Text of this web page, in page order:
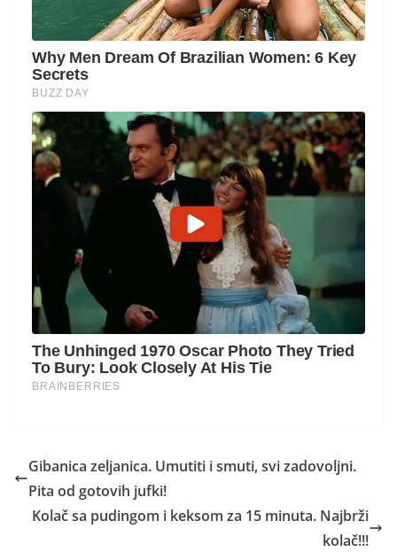
Gibanica zeljanica. Umutiti i smuti, svi zadovoljni.
Pita od gotovih jufki!
Kolač sa pudingom i keksom za 15 minuta. Najbrži
kolač!!!